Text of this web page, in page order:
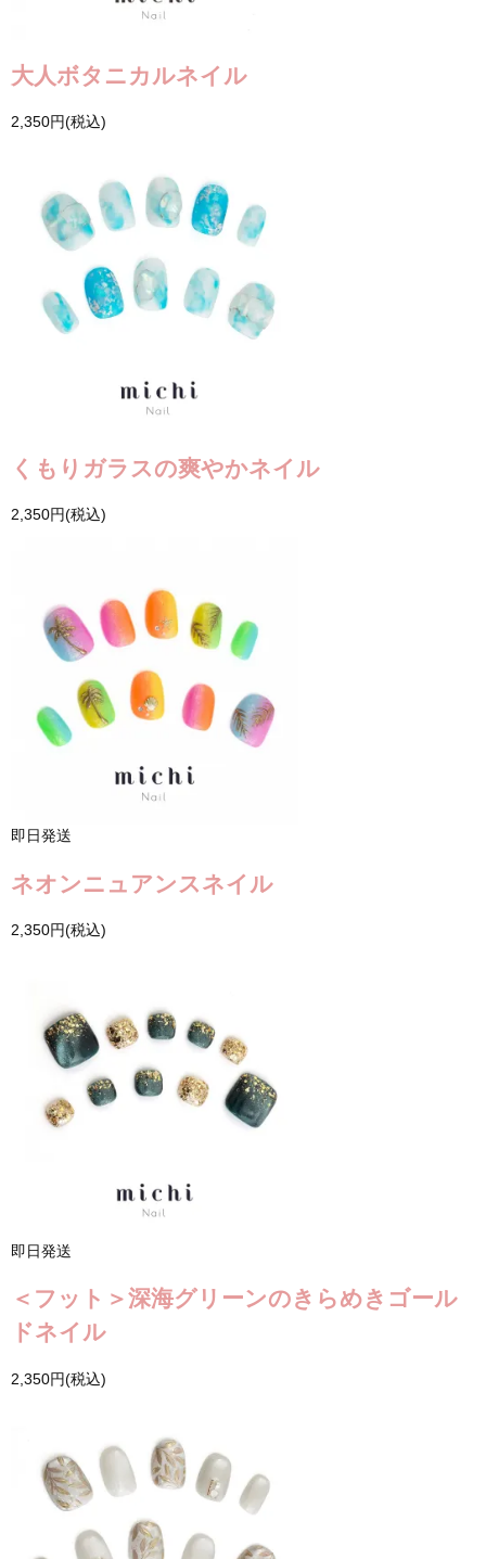
大人ボタニカルネイル
2,350円(税込)
くもりガラスの爽やかネイル
2,350円(税込)
即日発送
ネオンニュアンスネイル
2,350円(税込)
即日発送
＜フット＞深海グリーンのきらめきゴール
ドネイル
2,350円(税込)